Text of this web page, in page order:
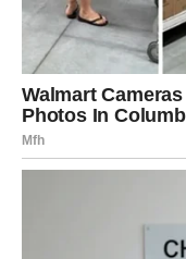
povezanu sa
Moguće je da će
pokrenuti nešto
Nemojte odbijati
Sudbina vam